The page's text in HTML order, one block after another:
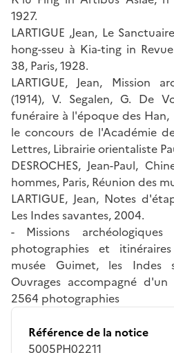
1927.
LARTIGUE ,Jean, Le
hong-sseu à Kia-ting in
38, Paris, 1928.
LARTIGUE, Jean, Mission
(1914), V. Segalen, G. De
funéraire à l'époque des Han,
le concours de l'Académie
Lettres, Librairie orientaliste
DESROCHES, Jean-Paul,
hommes, Paris, Réunion des
LARTIGUE, Jean, Notes
Les Indes savantes, 2004.
- Missions
photographies et
musée Guimet, les Indes
Ouvrages accompagné
2564 photographies
Référence de la notice
5005PH02211